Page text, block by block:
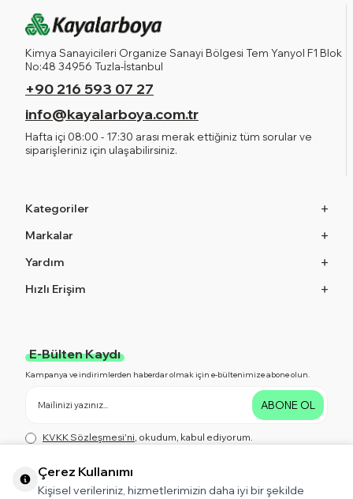
Kimya Sanayicileri Organize Sanayi Bölgesi Tem Yanyol F1 Blok
No:48 34956 Tuzla-İstanbul
+90 216 593 07 27
info@kayalarboya.com.tr
Hafta içi 08:00 - 17:30 arası merak ettiğiniz tüm sorular ve
siparişleriniz için ulaşabilirsiniz.
Kategoriler
Markalar
Yardım
Hızlı Erişim
E-Bülten Kaydı
Kampanya ve indirimlerden haberdar olmak için e-bültenimize abone olun.
ABONE OL
KVKK Sözleşmesi'ni, okudum, kabul ediyorum.
Bizi Takip Edin!
Çerez Kullanımı
Kişisel verileriniz, hizmetlerimizin daha iyi bir şekilde